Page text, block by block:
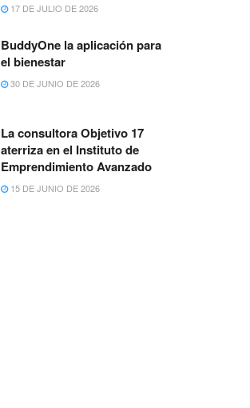
17 DE JULIO DE 2026
BuddyOne la aplicación para
el bienestar
30 DE JUNIO DE 2026
La consultora Objetivo 17
aterriza en el Instituto de
Emprendimiento Avanzado
15 DE JUNIO DE 2026